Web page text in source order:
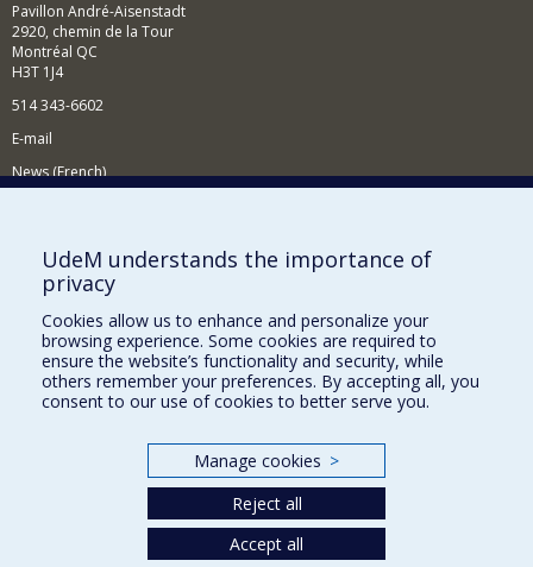
Pavillon André-Aisenstadt
2920, chemin de la Tour
Montréal QC
H3T 1J4
514 343-6602
E-mail
News (French)
Supporting the Department
NEED HELP?
Site map
Report a problem
Accessibility
Our Departments and Schools
Programs and Courses in our Faculty
UdeM understands the importance of
privacy
Cookies allow us to enhance and personalize your
browsing experience. Some cookies are required to
ensure the website’s functionality and security, while
others remember your preferences. By accepting all, you
consent to our use of cookies to better serve you.
Manage cookies >
Reject all
Accept all